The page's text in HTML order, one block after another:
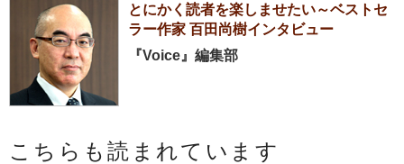
とにかく読者を楽しませたい～ベストセ
ラー作家 百田尚樹インタビュー
『Voice』編集部
こちらも読まれています